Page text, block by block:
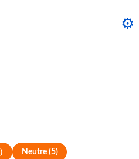
⚙️
) Neutre(5)